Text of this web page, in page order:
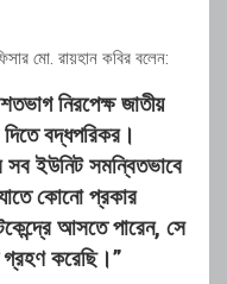
মো. রায়হান কবির বলেন:
নিরপেক্ষ জাতীয়
বদ্ধপরিকর।
ইউনিট সমন্বিতভাবে
কোনো প্রকার
আসতে পারেন, সে
করেছি।”